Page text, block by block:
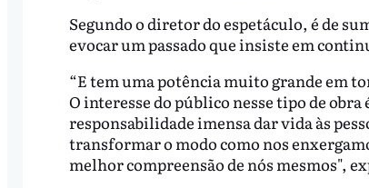
Segundo o diretor do espetáculo, é de
evocar um passado que insiste em
“E tem uma potência muito grande em
O interesse do público nesse tipo de
responsabilidade imensa dar vida às
transformar o modo como nos
melhor compreensão de nós mesmos",